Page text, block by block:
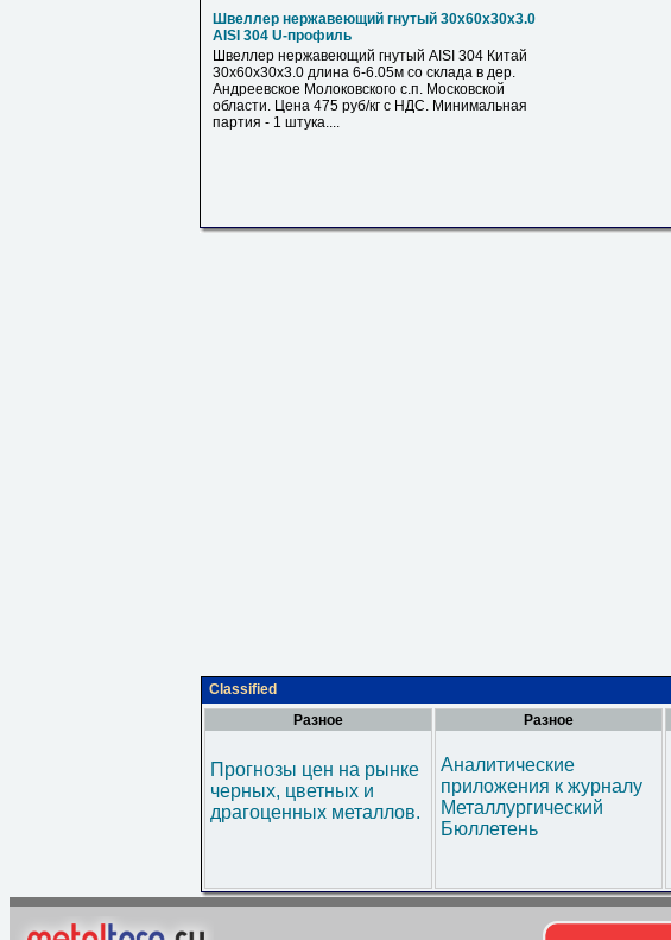
Швеллер нержавеющий гнутый 30х60х30х3.0
AISI 304 U-профиль
Швеллер нержавеющий гнутый AISI 304 Китай
30х60х30х3.0 длина 6-6.05м со склада в дер.
Андреевское Молоковского с.п. Московской
области. Цена 475 руб/кг с НДС. Минимальная
партия - 1 штука....
Classified
Разное
Прогнозы цен на рынке
черных, цветных и
драгоценных металлов.
Разное
Аналитические
приложения к журналу
Металлургический
Бюллетень